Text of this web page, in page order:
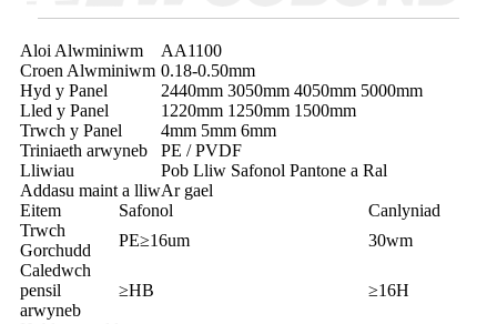
Aloi Alwminiwm
AA1100
Croen Alwminiwm 0.18-0.50mm
Hyd y Panel
2440mm 3050mm 4050mm 5000mm
Lled y Panel
1220mm 1250mm 1500mm
Trwch y Panel
4mm 5mm 6mm
Triniaeth arwyneb
PE / PVDF
Lliwiau
Pob Lliw Safonol Pantone a Ral
Addasu maint a lliwAr gael
Eitem
Safonol
Canlyniad
Trwch
Gorchudd
PE≥16um
30wm
Caledwch
pensil
arwyneb
≥HB ≥16H